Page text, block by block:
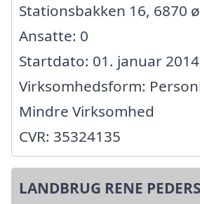
Stationsbakken 16, 6870
Ansatte: 0
Startdato: 01. januar
Virksomhedsform:
Mindre Virksomhed
CVR: 35324135
LANDBRUG RENE